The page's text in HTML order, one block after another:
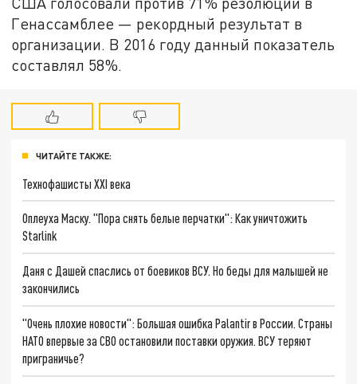
Генассамблее — рекордный результат в
организации. В 2016 году данный показатель
составлял 58%.
ЧИТАЙТЕ ТАКЖЕ:
Технофашисты XXI века
Оплеуха Маску. "Пора снять белые перчатки": Как уничтожить
Starlink
Даня с Дашей спаслись от боевиков ВСУ. Но беды для малышей не
закончились
"Очень плохие новости": Большая ошибка Palantir в России. Страны
НАТО впервые за СВО остановили поставки оружия. ВСУ теряют
приграничье?